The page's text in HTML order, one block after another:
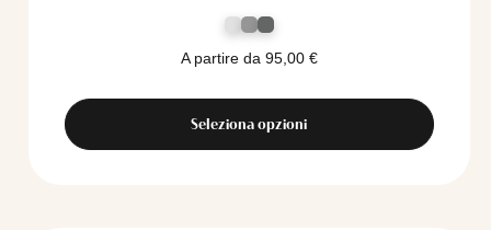
A partire da 95,00 €
Seleziona opzioni